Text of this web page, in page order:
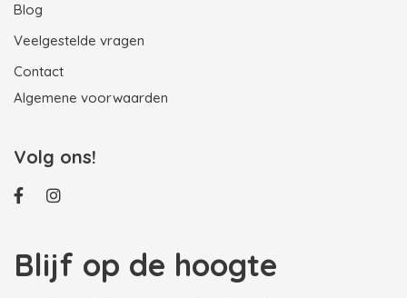
Blog
Veelgestelde vragen
Contact
Algemene voorwaarden
Volg ons!
Blijf op de hoogte